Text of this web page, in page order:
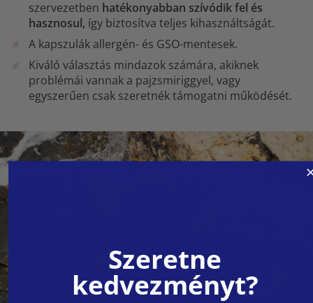
szervezetben hatékonyabban szívódik fel és
hasznosul, így biztosítva teljes kihasználtságát.
A kapszulák allergén- és GSO-mentesek.
Kiváló választás mindazok számára, akiknek
problémái vannak a pajzsmiriggyel, vagy
egyszerűen csak szeretnék támogatni működését.
Szeretne
kedvezményt?